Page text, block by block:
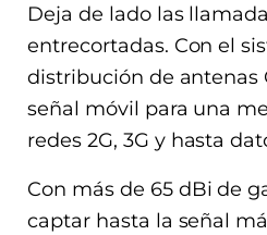
Deja de lado las
entrecortadas. Con el
distribución de antenas
señal móvil para una
redes 2G, 3G y hasta
Con más de 65 dBi de
captar hasta la señal